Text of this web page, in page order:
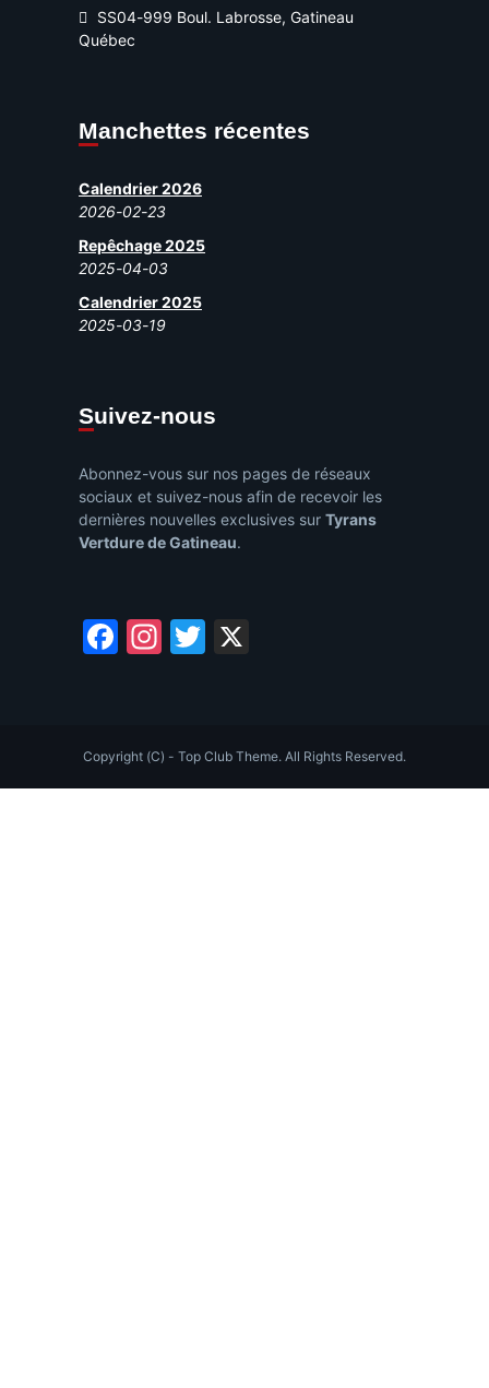
SS04-999 Boul. Labrosse, Gatineau
Québec
Manchettes récentes
Calendrier 2026
2026-02-23
Repêchage 2025
2025-04-03
Calendrier 2025
2025-03-19
Suivez-nous
Abonnez-vous sur nos pages de réseaux
sociaux et suivez-nous afin de recevoir les
dernières nouvelles exclusives sur Tyrans
Vertdure de Gatineau.
Facebook
Instagram
Twitter
Copyright (C) - Top Club Theme. All Rights Reserved.